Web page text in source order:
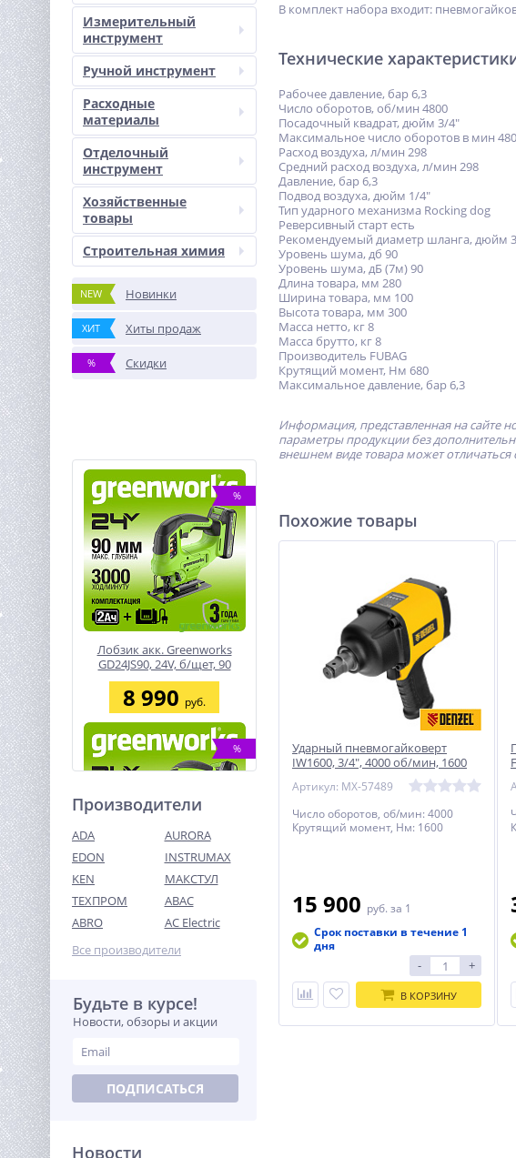
Измерительный
инструмент
Ручной инструмент
Расходные
материалы
Отделочный
инструмент
Хозяйственные
товары
Строительная химия
NEW Новинки
ХИТ Хиты продаж
% Скидки
%
Лобзик акк. Greenworks
GD24JS90, 24V, б/щет, 90
мм,0-3000/мин,4
ст.маятник,LED,1х2Ач,ЗУ
8 990 руб.
%
Плоская шлифмашина акк.
Greenworks G24SS14, 24V,
115x140мм, 5500 об/мин,
ампл. 1,6 мм, 1х2Ач, ЗУ
7 490
Производители
ADA
AURORA
EDON
INSTRUMAX
KEN
МАКСТУЛ
ТЕХПРОМ
ABAC
ABRO
AC Electric
Все производители
Будьте в курсе!
Новости, обзоры и акции
ПОДПИСАТЬСЯ
Новости
В комплект набора входит:
Технические
Рабочее давление, бар 6,3
Число оборотов, об/мин 4800
Посадочный квадрат, дюйм 3/4"
Максимальное число оборотов в мин
Расход воздуха, л/мин 298
Средний расход воздуха, л/мин 298
Давление, бар 6,3
Подвод воздуха, дюйм 1/4"
Тип ударного механизма Rocking dog
Реверсивный старт есть
Рекомендуемый диаметр шланга, дюйм
Уровень шума, дб 90
Уровень шума, дБ (7м) 90
Длина товара, мм 280
Ширина товара, мм 100
Высота товара, мм 300
Масса нетто, кг 8
Масса брутто, кг 8
Производитель FUBAG
Крутящий момент, Нм 680
Максимальное давление, бар 6,3
Информация, представленная на сайте
параметры продукции без
внешнем виде товара может
Похожие товары
Ударный пневмогайковерт
IW1600, 3/4", 4000 об/мин, 1600
Артикул: MX-57489
Число оборотов, об/мин: 4000
Крутящий момент, Нм: 1600
15 900 руб. за 1
Срок поставки в течение 1
дня
- +
В КОРЗИНУ